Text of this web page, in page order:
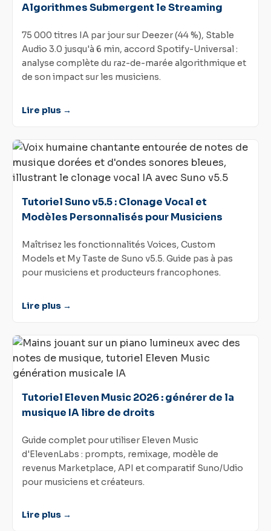
Algorithmes Submergent le Streaming
75 000 titres IA par jour sur Deezer (44 %), Stable
Audio 3.0 jusqu'à 6 min, accord Spotify-Universal :
analyse complète du raz-de-marée algorithmique et
de son impact sur les musiciens.
Lire plus →
Tutoriel Suno v5.5 : Clonage Vocal et
Modèles Personnalisés pour Musiciens
Maîtrisez les fonctionnalités Voices, Custom
Models et My Taste de Suno v5.5. Guide pas à pas
pour musiciens et producteurs francophones.
Lire plus →
Tutoriel Eleven Music 2026 : générer de la
musique IA libre de droits
Guide complet pour utiliser Eleven Music
d'ElevenLabs : prompts, remixage, modèle de
revenus Marketplace, API et comparatif Suno/Udio
pour musiciens et créateurs.
Lire plus →